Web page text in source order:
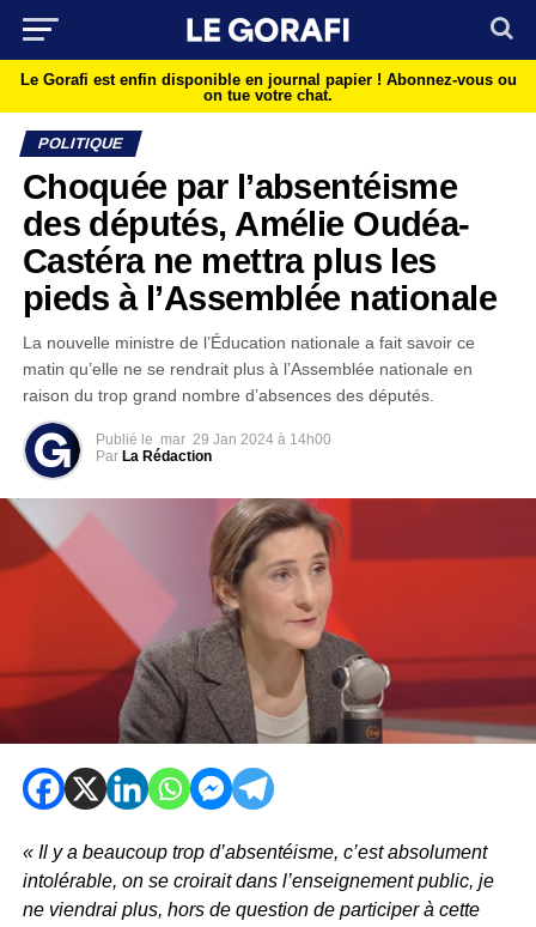
Le Gorafi est enfin disponible en journal papier ! Abonnez-vous ou
on tue votre chat.
POLITIQUE
Choquée par l’absentéisme
des députés, Amélie Oudéa-
Castéra ne mettra plus les
pieds à l’Assemblée nationale
La nouvelle ministre de l’Éducation nationale a fait savoir ce
matin qu’elle ne se rendrait plus à l’Assemblée nationale en
raison du trop grand nombre d’absences des députés.
Publié le mar 29 Jan 2024 à 14h00
Par La Rédaction
« Il y a beaucoup trop d’absentéisme, c’est absolument
intolérable, on se croirait dans l’enseignement public, je
ne viendrai plus, hors de question de participer à cette